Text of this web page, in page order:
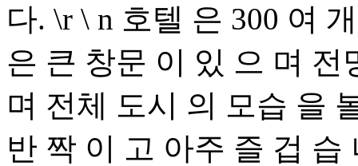
다. \r \ n 호텔 은 300 여
은 큰 창문 이 있 으 며
며 전체 도시 의 모습 을
반 짝 이 고 아주 즐 겁 습